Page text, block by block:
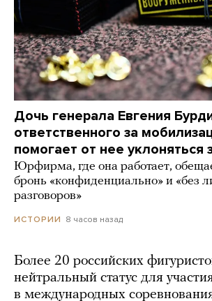
Дочь генерала Евгения
ответственного за
помогает от нее уклоняться
Юрфирма, где она работает,
бронь «конфиденциально» и «без
разговоров»
ИСТОРИИ 8 часов назад
Более 20 российских
нейтральный статус для
в международных